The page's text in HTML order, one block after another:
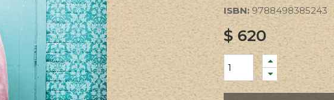
ISBN:9788498385243
$620